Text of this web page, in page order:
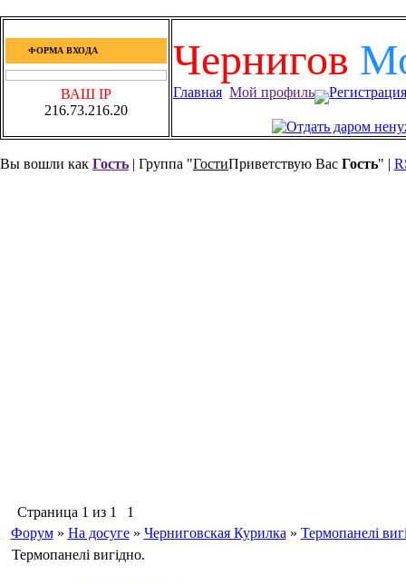
ФОРМА ВХОДА
ВАШ IP
216.73.216.20
Чернигов
Главная Мой профиль Регистрация
Вы вошли как Гость | Группа "ГостиПриветствую Вас Гость" |
Страница 1 из 1
1
Форум » На досуге » Черниговская Курилка » Термопанелі
Термопанелі вигідно.